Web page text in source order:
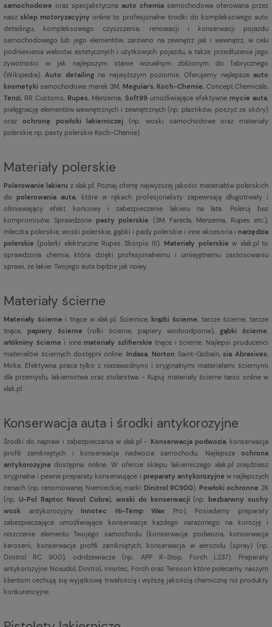
samochodowe oraz specjalistyczna auto chemia samochodowa oferowana przez
naszsklep motoryzacyjny online to profesjonalne środki do kompleksowego auto
detailingu, kompleksowego czyszczenia, renowacji i konserwacji pojazdu
samochodowego lub jego elementów, zarówno na zewnątrz jak i wewnątrz, w celu
podniesienia walorów estetycznych i użytkowych pojazdu, a także przedłużenia jego
żywotności w jak najlepszym stanie wizualnym zbliżonym do fabrycznego
(Wikipedia).Auto detailingna najwyższym poziomie. Oferujemy najlepszeauto
kosmetykisamochodowe marek 3M, Meguiar's, Koch-Chemie, Concept Chemicals,
Tenzi, RR Customs, Rupes, Menzerna, Soft99umożliwiające efektywne mycie auta,
pielęgnację elementów wewnętrznych i zewnętrznych (np. plastików, poszyć ze skóry)
oraz ochronę powłoki lakierniczej (np. woski samochodowe oraz materiały
polerskie np. pasty polerskie Koch-Chemie).
Materiały polerskie
Polerowanie lakieru z xlak.pl. Poznaj ofertę najwyższej jakości materiałów polerskich
dopolerowania auta, które w rękach profesjonalisty zapewniają długotrwały i
olśniewający efekt końcowy i zabezpieczenie lakieru na lata. Poleruj bez
kompromisów. Sprawdzone pasty polerskie (3M, Farecla, Menzerna, Rupes etc.),
mleczka polerskie, woski polerskie, gąbki i pady polerskie i inne akcesoria i narzędzia
polerskie (polerki elektryczne Rupes Skorpio III). Materiały polerskie w xlak.pl to
sprawdzona chemia, która dzięki profesjonalnemu i umiejętnemu zastosowaniu
sprawi, że lakier Twojego auta będzie jak nowy.
Materiały ścierne
Materiały ścierne i tnące w xlak.pl, Ściernice, krążki ścierne, tarcze ścierne, tarcze
tnące, papiery ścierne (rolki ścierne, papiery wodoodporne),gąbki ścierne,
włókniny ścierne i inne materiały szlifierskie tnące i ścierne. Najlepsi producenci
materiałów ściernych dostępni online: Indasa, Norton Saint-Gobain,sia Abrasives,
Mirka. Efektywna praca tylko z niezawodnymi i oryginalnymi materiałami ściernymi
dla przemysłu, lakiernictwa oraz stolarstwa - Kupuj materiały ścierne tanio online w
xlak.pl
Konserwacja auta i środki antykorozyjne
Środki do napraw i zabezpieczania w xlak.pl - Konserwacja podwozia, konserwacja
profili zamkniętych i konserwacja nadwozia samochodu. Najlepsza ochrona
antykorozyjna dostępna online. W ofercie sklepu lakierniczego xlak.pl znajdziesz
oryginalne i pewne preparaty konserwujące i preparaty antykorozyjne w najlepszych
cenach (np. renomowanej Niemieckiej marki Dinitrol RC900). Powłoki ochronne 2K
(np. U-Pol Raptor, Novol Cobra),woski do konserwacji (np. bezbarwny suchy
wosk antykorozyjny Innotec Hi-Temp Wax Pro), Posiadamy preparaty
zabezpieczające umożliwiające konserwacje każdego narażonego na korozję i
niszczenie elementu Twojego samochodu (konserwacja podwozia, konserwacja
karoserii, konserwacja profili zamkniętych, konserwacja w aerozolu (spray) (np.
Dinitrol RC 900), odrdzewiacze (np. APP R-Stop, Forch L237). Preparaty
antykorozyjne Noxudol, Dinitrol, Innotec, Forch oraz Teroson które polecamy naszym
klientom cechują się wyjątkową trwałością i wyższą jakością chemiczną niż produkty
konkurencyjne.